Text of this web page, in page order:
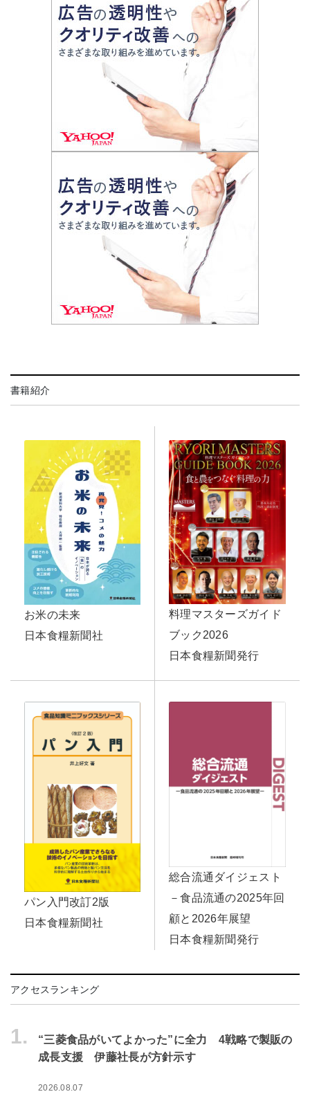
書籍紹介
お米の未来
日本食糧新聞社
料理マスターズガイド
ブック2026
日本食糧新聞発行
パン入門改訂2版
日本食糧新聞社
総合流通ダイジェスト
－食品流通の2025年回
顧と2026年展望
日本食糧新聞発行
アクセスランキング
1.
“三菱食品がいてよかった”に全力 4戦略で製販の
成長支援 伊藤社長が方針示す
2026.08.07